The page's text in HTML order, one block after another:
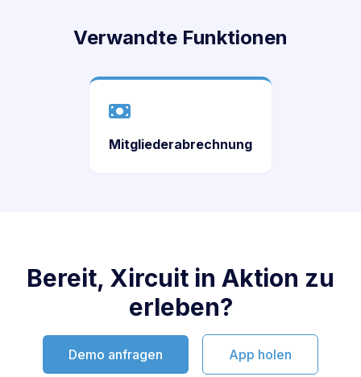
Verwandte Funktionen
Mitgliederabrechnung
Bereit, Xircuit in Aktion zu
erleben?
Demo anfragen App holen